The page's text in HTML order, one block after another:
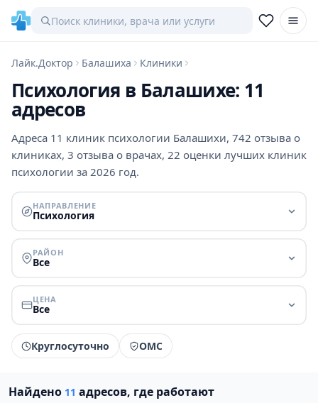
Лайк.Доктор Балашиха Клиники
Психология в Балашихе: 11
адресов
Адреса 11 клиник психологии Балашихи, 742 отзыва о
клиниках, 3 отзыва о врачах, 22 оценки лучших клиник
психологии за 2026 год.
НАПРАВЛЕНИЕ
Психология
РАЙОН
Все
ЦЕНА
Все
Круглосуточно ОМС
Найдено 11 адресов, где работают